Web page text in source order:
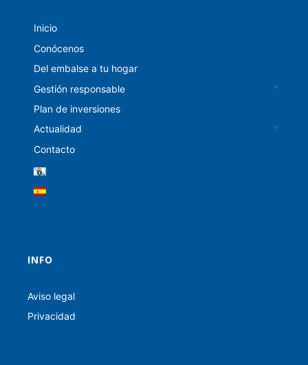
Inicio
Conócenos
Del embalse a tu hogar
Gestión responsable
Plan de inversiones
Actualidad
Contacto
INFO
Aviso legal
Privacidad